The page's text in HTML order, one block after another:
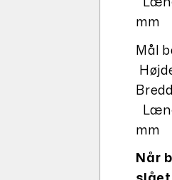
mm
Mål
mm
Når